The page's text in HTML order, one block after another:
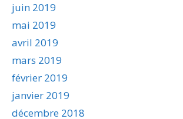
juin 2019
mai 2019
avril 2019
mars 2019
février 2019
janvier 2019
décembre 2018